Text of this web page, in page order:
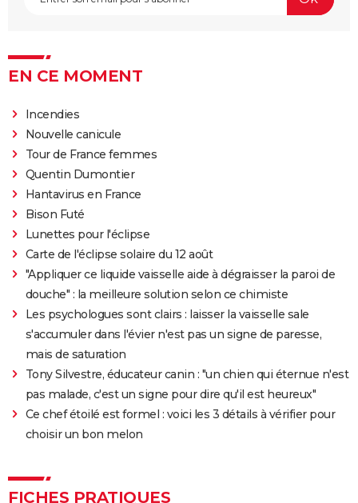
EN CE MOMENT
Incendies
Nouvelle canicule
Tour de France femmes
Quentin Dumontier
Hantavirus en France
Bison Futé
Lunettes pour l'éclipse
Carte de l'éclipse solaire du 12 août
"Appliquer ce liquide vaisselle aide à dégraisser la paroi de
douche" : la meilleure solution selon ce chimiste
Les psychologues sont clairs : laisser la vaisselle sale
s'accumuler dans l'évier n'est pas un signe de paresse,
mais de saturation
Tony Silvestre, éducateur canin : "un chien qui éternue n'est
pas malade, c'est un signe pour dire qu'il est heureux"
Ce chef étoilé est formel : voici les 3 détails à vérifier pour
choisir un bon melon
FICHES PRATIQUES